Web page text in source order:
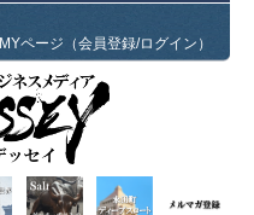
MYページ（会員登録/ログイン）